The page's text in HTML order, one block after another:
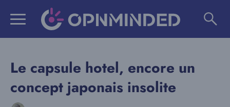
Le capsule hotel, encore un
concept japonais insolite